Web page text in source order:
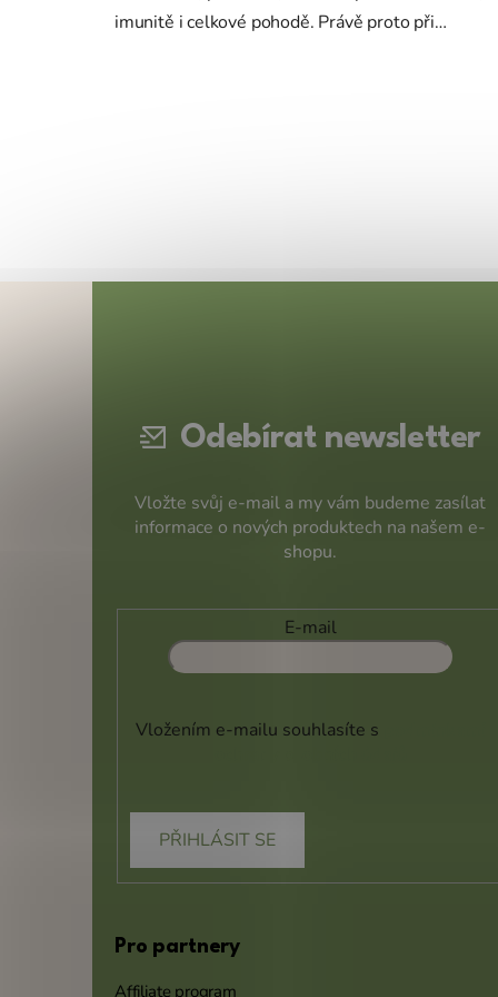
imunitě i celkové pohodě. Právě proto při
Odebírat newsletter
Vložte svůj e-mail a my vám budeme zasílat
informace o nových produktech na našem e-
shopu.
E-mail
Vložením e-mailu souhlasíte s
PŘIHLÁSIT SE
Pro partnery
Affiliate program